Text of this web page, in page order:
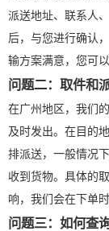
派送地址、联系人
后，与您进行确认
输方案满意，您可
问题二：取件和
在广州地区，我们
及时发出。在目的
排派送，一般情况
收到货物。具体的
响，我们会在下单
问题三：如何查